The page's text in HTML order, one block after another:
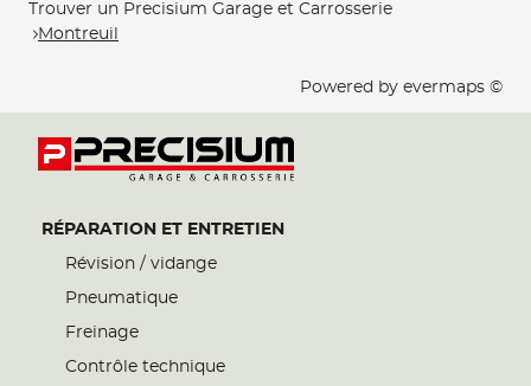
Trouver un Precisium Garage et Carrosserie
Montreuil
Powered by evermaps ©
RÉPARATION ET ENTRETIEN
Révision / vidange
Pneumatique
Freinage
Contrôle technique